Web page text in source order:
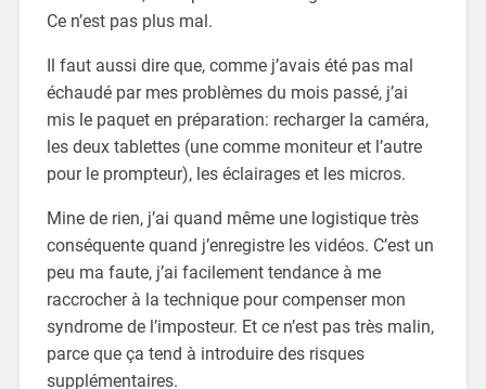
Ce n’est pas plus mal.
Il faut aussi dire que, comme j’avais été pas mal
échaudé par mes problèmes du mois passé, j’ai
mis le paquet en préparation: recharger la caméra,
les deux tablettes (une comme moniteur et l’autre
pour le prompteur), les éclairages et les micros.
Mine de rien, j’ai quand même une logistique très
conséquente quand j’enregistre les vidéos. C’est un
peu ma faute, j’ai facilement tendance à me
raccrocher à la technique pour compenser mon
syndrome de l’imposteur. Et ce n’est pas très malin,
parce que ça tend à introduire des risques
supplémentaires.